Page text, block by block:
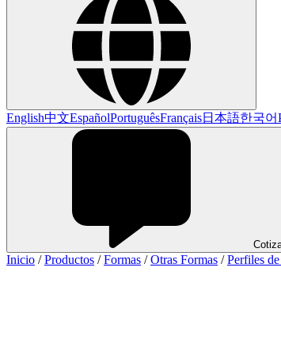
English中文EspañolPortuguêsFrançais日本語한국어
Inicio /Productos /Formas /Otras Formas /Perfiles